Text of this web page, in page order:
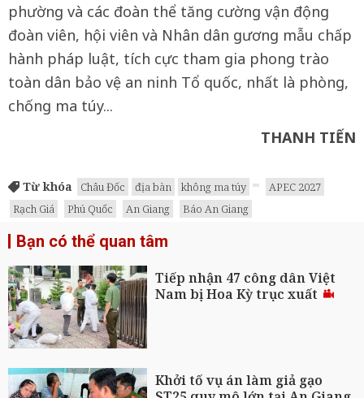
phường và các đoàn thể tăng cường vận động
đoàn viên, hội viên và Nhân dân gương mẫu chấp
hành pháp luật, tích cực tham gia phong trào
toàn dân bảo vệ an ninh Tổ quốc, nhất là phòng,
chống ma túy...
THANH TIẾN
Từ khóa Châu Đốc địa bàn không ma túy
APEC 2027
Rạch Giá
Phú Quốc An Giang Báo An Giang
Bạn có thể quan tâm
Tiếp nhận 47 công dân Việt
Nam bị Hoa Kỳ trục xuất
Khởi tố vụ án làm giả gạo